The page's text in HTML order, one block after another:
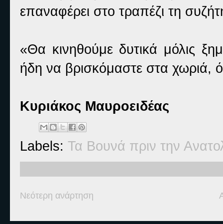
επαναφέρει στο τραπέζι τη
«Θα κινηθούμε δυτικά μόλις
ήδη να βρισκόμαστε στα χωριά,
Κυριάκος Μαυροειδέας
Labels: Τα Βουνά πριν την
Νεότερη ανάρτηση